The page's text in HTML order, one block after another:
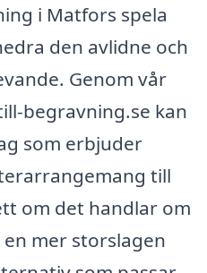
i Matfors spela
den avlidne och
Genom vår
begravning.se kan
som erbjuder
till
om det handlar om
mer storslagen